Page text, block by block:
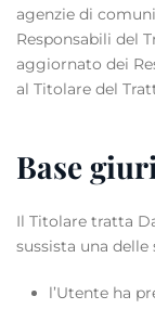
agenzie di
Responsabili del
aggiornato dei
al Titolare del
Base
Il Titolare tratta
sussista una
l’Utente ha